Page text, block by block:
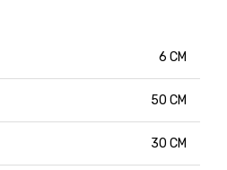
6 CM
50 CM
30 CM